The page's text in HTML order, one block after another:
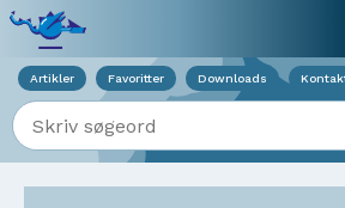
Artikler Favoritter Downloads
Indtast søgeord
Viser overlay for indkøbskurv